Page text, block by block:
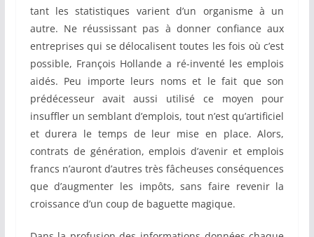
tant les statistiques varient d’un organisme à un
autre. Ne réussissant pas à donner confiance aux
entreprises qui se délocalisent toutes les fois où c’est
possible, François Hollande a ré-inventé les emplois
aidés. Peu importe leurs noms et le fait que son
prédécesseur avait aussi utilisé ce moyen pour
insuffler un semblant d’emplois, tout n’est qu’artificiel
et durera le temps de leur mise en place. Alors,
contrats de génération, emplois d’avenir et emplois
francs n’auront d’autres très fâcheuses conséquences
que d’augmenter les impôts, sans faire revenir la
croissance d’un coup de baguette magique.